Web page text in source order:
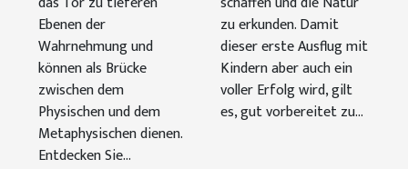
Ebenen der
Wahrnehmung und
können als Brücke
zwischen dem
Physischen und dem
Metaphysischen dienen.
Entdecken Sie...
zu erkunden. Damit
dieser erste Ausflug mit
Kindern aber auch ein
voller Erfolg wird, gilt
es, gut vorbereitet zu...